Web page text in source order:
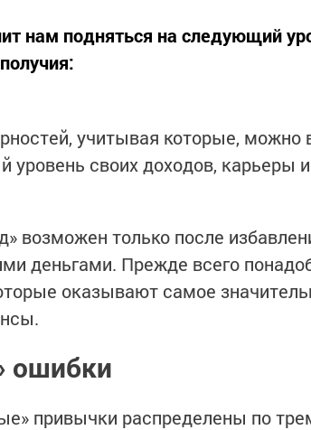
нам подняться на следующий
учитывая которые, можно
уровень своих доходов, карьеры
возможен только после
деньгами. Прежде всего
оказывают самое
ошибки
привычки распределены по